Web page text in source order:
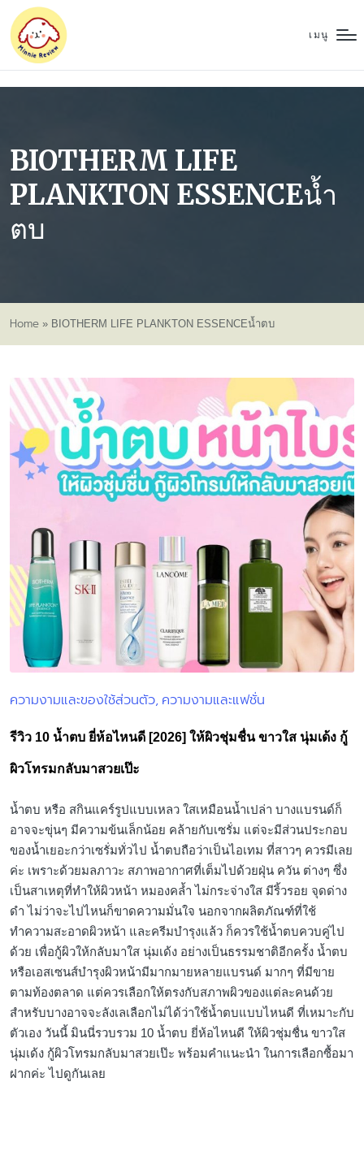
เมนู
BIOTHERM LIFE
PLANKTON ESSENCEน้ำ
ตบ
Home » BIOTHERM LIFE PLANKTON ESSENCEน้ำตบ
Posted
ความงามและของใช้ส่วนตัว ความงามและแฟชั่น
รีวิว 10 น้ำตบ ยี่ห้อไหนดี [2026] ให้ผิวชุ่มชื่น ขาวใส นุ่มเด้ง กู้
ผิวโทรมกลับมาสวยเป๊ะ
น้ำตบ หรือ สกินแคร์รูปแบบเหลว ใสเหมือนน้ำเปล่า บางแบรนด์ก็
อาจจะขุ่นๆ มีความข้นเล็กน้อย คล้ายกับเซรั่ม แต่จะมีส่วนประกอบ
ของน้ำเยอะกว่าเซรั่มทั่วไป น้ำตบถือว่าเป็นไอเทม ที่สาวๆ ควรมีเลย
ค่ะ เพราะด้วยมลภาวะ สภาพอากาศที่เต็มไปด้วยฝุ่น ควัน ต่างๆ ซึ่ง
เป็นสาเหตุที่ทำให้ผิวหน้า หมองคล้ำ ไม่กระจ่างใส มีริ้วรอย จุดด่าง
ดำ ไม่ว่าจะไปไหนก็ขาดความมั่นใจ นอกจากผลิตภัณฑ์ที่ใช้
ทำความสะอาดผิวหน้า และครีมบำรุงแล้ว ก็ควรใช้น้ำตบควบคู่ไป
ด้วย เพื่อกู้ผิวให้กลับมาใส นุ่มเด้ง อย่างเป็นธรรมชาติอีกครั้ง น้ำตบ
หรือเอสเซนส์บำรุงผิวหน้ามีมากมายหลายแบรนด์ มากๆ ที่มีขาย
ตามท้องตลาด แต่ควรเลือกให้ตรงกับสภาพผิวของแต่ละคนด้วย
สำหรับบางอาจจะลังเลเลือกไม่ได้ว่าใช้น้ำตบแบบไหนดี ที่เหมาะกับ
ตัวเอง วันนี้ มินนี่รวบรวม 10 น้ำตบ ยี่ห้อไหนดี ให้ผิวชุ่มชื่น ขาวใส
นุ่มเด้ง กู้ผิวโทรมกลับมาสวยเป๊ะ พร้อมคำแนะนำ ในการเลือกซื้อมา
ฝากค่ะ ไปดูกันเลย